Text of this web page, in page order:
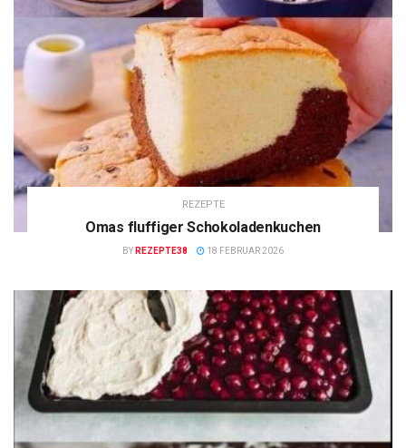
REZEPTE
Omas fluffiger Schokoladenkuchen
BY REZEPTE38 18 FEBRUAR 2026